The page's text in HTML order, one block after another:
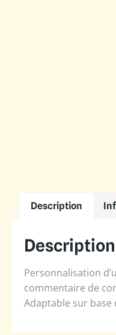
Description
Description
Personnalisation
commentaire de
Adaptable sur base